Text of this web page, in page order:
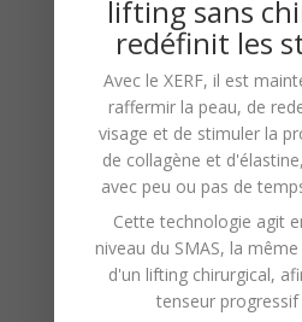
Inégalée :Notre
composée de
hautement qualifiés,
expérience riche et
le domaine de
Utilisation de
Avancées :Notre
méthodes
adaptées à
lifting sans
redéfinit les
Avec le XERF, il est
raffermir la peau, de
visage et de stimuler la
de collagène et d'élastine
avec peu ou pas de
Cette technologie agit
niveau du SMAS, la
d'un lifting chirurgical,
tenseur